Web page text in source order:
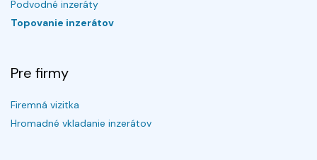
Podvodné inzeráty
Topovanie inzerátov
Pre firmy
Firemná vizitka
Hromadné vkladanie inzerátov